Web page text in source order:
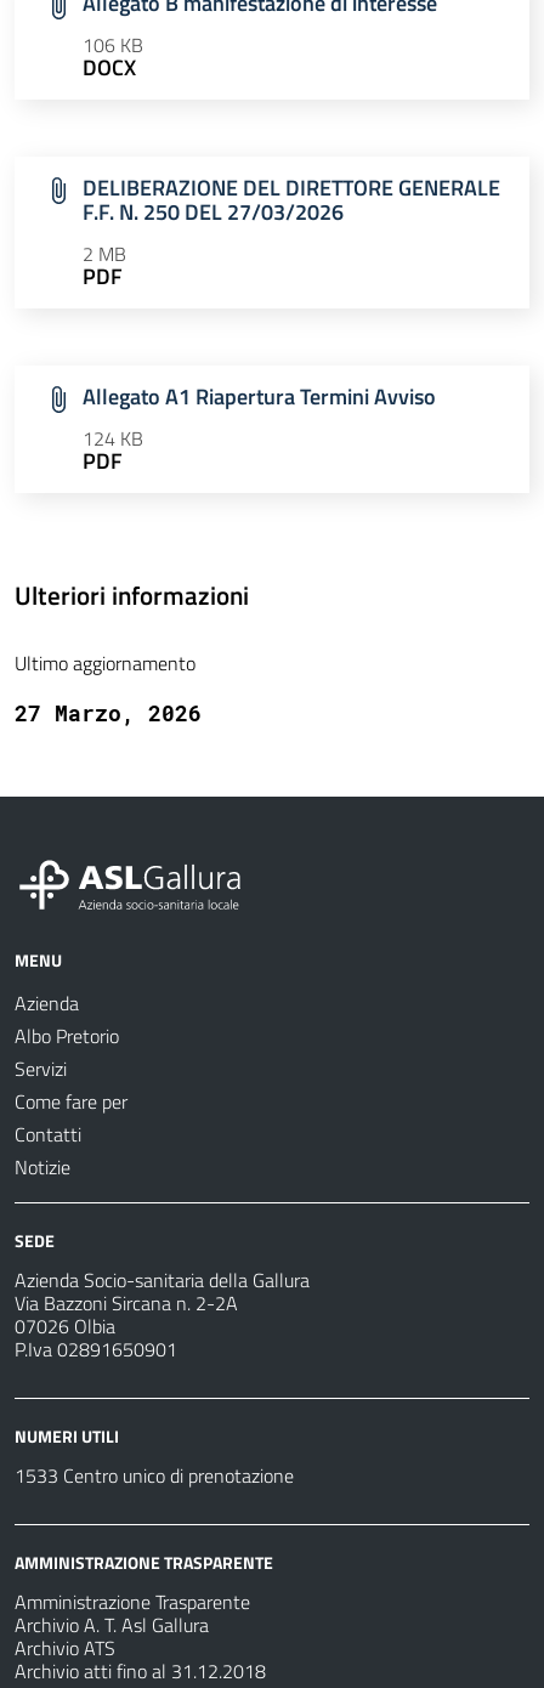
106 KB
DOCX
DELIBERAZIONE DEL DIRETTORE GENERALE
F.F. N. 250 DEL 27/03/2026
2 MB
PDF
Allegato A1 Riapertura Termini Avviso
124 KB
PDF
Ulteriori informazioni
Ultimo aggiornamento
27 Marzo, 2026
MENU
Azienda
Albo Pretorio
Servizi
Come fare per
Contatti
Notizie
SEDE
Azienda Socio-sanitaria della Gallura
Via Bazzoni Sircana n. 2-2A
07026 Olbia
P.Iva 02891650901
NUMERI UTILI
1533 Centro unico di prenotazione
AMMINISTRAZIONE TRASPARENTE
Amministrazione Trasparente
Archivio A. T. Asl Gallura
Archivio ATS
Archivio atti fino al 31.12.2018